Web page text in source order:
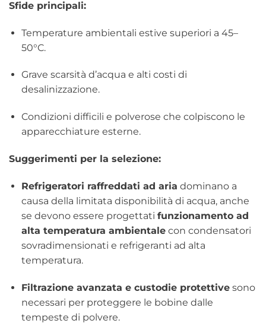
Sfide principali:
Temperature ambientali estive superiori a 45–
50°C.
Grave scarsità d’acqua e alti costi di
desalinizzazione.
Condizioni difficili e polverose che colpiscono le
apparecchiature esterne.
Suggerimenti per la selezione:
Refrigeratori raffreddati ad aria dominano a
causa della limitata disponibilità di acqua, anche
se devono essere progettati funzionamento ad
alta temperatura ambientalecon condensatori
sovradimensionati e refrigeranti ad alta
temperatura.
Filtrazione avanzata e custodie protettivesono
necessari per proteggere le bobine dalle
tempeste di polvere.